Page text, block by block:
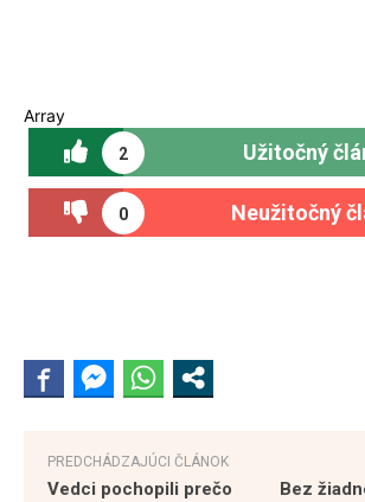
Array
2 Užitočný
0 Neužitočný
PREDCHÁDZAJÚCI ČLÁNOK
Vedci pochopili prečo
Bez